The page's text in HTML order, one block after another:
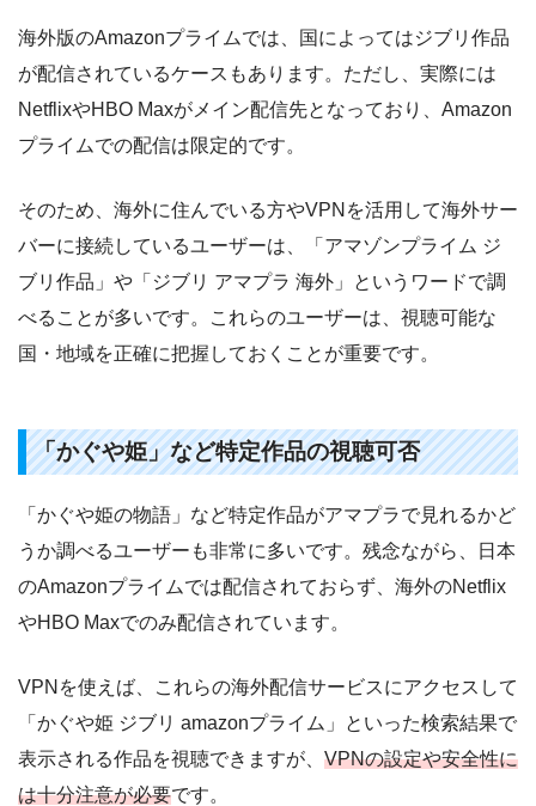
海外版のAmazonプライムでは、国によってはジブリ作品
が配信されているケースもあります。ただし、実際には
NetflixやHBO Maxがメイン配信先となっており、Amazon
プライムでの配信は限定的です。
そのため、海外に住んでいる方やVPNを活用して海外サー
バーに接続しているユーザーは、「アマゾンプライム ジ
ブリ作品」や「ジブリ アマプラ 海外」というワードで調
べることが多いです。これらのユーザーは、視聴可能な
国・地域を正確に把握しておくことが重要です。
「かぐや姫」など特定作品の視聴可否
「かぐや姫の物語」など特定作品がアマプラで見れるかど
うか調べるユーザーも非常に多いです。残念ながら、日本
のAmazonプライムでは配信されておらず、海外のNetflix
やHBO Maxでのみ配信されています。
VPNを使えば、これらの海外配信サービスにアクセスして
「かぐや姫 ジブリ amazonプライム」といった検索結果で
表示される作品を視聴できますが、 VPNの設定や安全性に
は十分注意が必要です。